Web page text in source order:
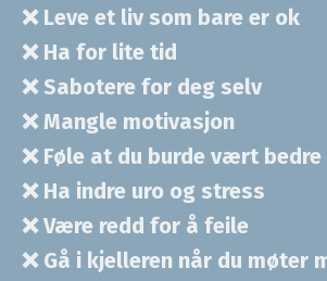
❌ Leve et liv som bare er ok
❌ Ha for lite tid
❌ Sabotere for deg selv
❌Mangle motivasjon
❌ Føle at du burde vært bedre
❌ Ha indre uro og stress
❌Være redd for å feile
❌ Gå i kjelleren når du møter